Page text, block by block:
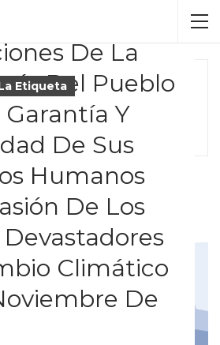
Etiqueta
Climática
Y Las
De La
Del Pueblo
Garantía Y
De Sus
Humanos
De Los
Climático
De